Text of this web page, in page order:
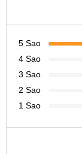
5 Sao
4 Sao
3 Sao
2 Sao
1 Sao